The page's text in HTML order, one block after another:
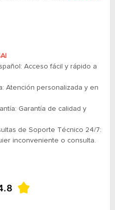
Acceso fácil y rápido a
Atención personalizada y en
Garantía de calidad y
de Soporte Técnico 24/7:
inconveniente o consulta.